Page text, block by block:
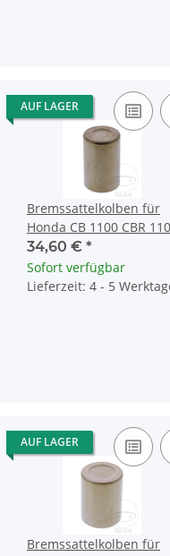
AUF LAGER
Bremssattelkolben für
Honda CB 1100 CBR
FES 150 250 GL 1800
34,60 € *
Sofort verfügbar
Lieferzeit: 4 - 5
AUF LAGER
Bremssattelkolben für